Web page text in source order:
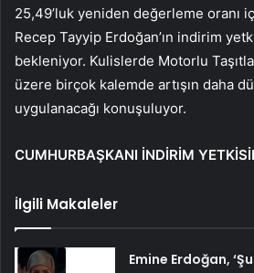
25,49’luk yeniden değerleme oranı
Recep Tayyip Erdoğan’ın indirim
bekleniyor. Kulislerde Motorlu
üzere birçok kalemde artışın daha
uygulanacağı konuşuluyor.
CUMHURBAŞKANI İNDİRİM
İlgili Makaleler
Emine Erdoğan,